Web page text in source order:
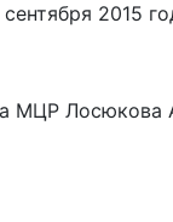
2015
Лосюкова